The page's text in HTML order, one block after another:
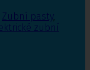
Zubní pasty,
zubní